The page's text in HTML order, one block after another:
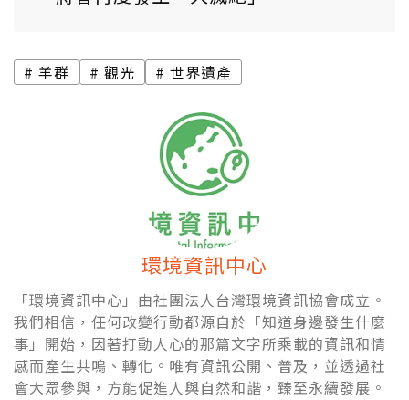
羊群 觀光 世界遺產
環境資訊中心
「環境資訊中心」由社團法人台灣環境資訊協會成立。
我們相信，任何改變行動都源自於「知道身邊發生什麼
事」開始，因著打動人心的那篇文字所乘載的資訊和情
感而產生共鳴、轉化。唯有資訊公開、普及，並透過社
會大眾參與，方能促進人與自然和諧，臻至永續發展。